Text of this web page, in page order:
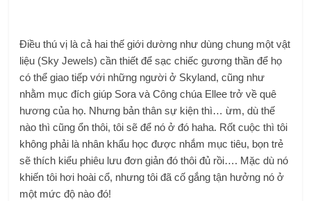
Điều thú vị là cả hai thế giới dường như dùng chung một vật
liệu (Sky Jewels) cần thiết để sạc chiếc gương thần để họ
có thể giao tiếp với những người ở Skyland, cũng như
nhằm mục đích giúp Sora và Công chúa Ellee trở về quê
hương của họ. Nhưng bản thân sự kiện thì… ừm, dù thế
nào thì cũng ổn thôi, tôi sẽ để nó ở đó haha. Rốt cuộc thì tôi
không phải là nhân khẩu học được nhắm mục tiêu, bọn trẻ
sẽ thích kiểu phiêu lưu đơn giản đó thôi đủ rồi…. Mặc dù nó
khiến tôi hơi hoài cổ, nhưng tôi đã cố gắng tận hưởng nó ở
một mức độ nào đó!